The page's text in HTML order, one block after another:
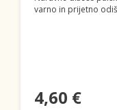
varno in prijetno
4,60 €